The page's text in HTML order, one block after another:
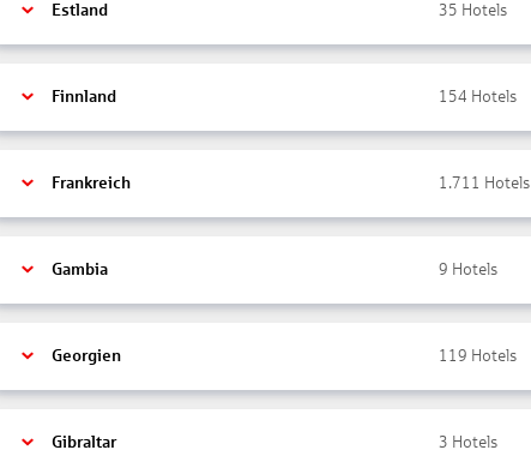
Estland 35 Hotels
Finnland 154 Hotels
Frankreich 1.711 Hotels
Gambia 9 Hotels
Georgien 119 Hotels
Gibraltar 3 Hotels